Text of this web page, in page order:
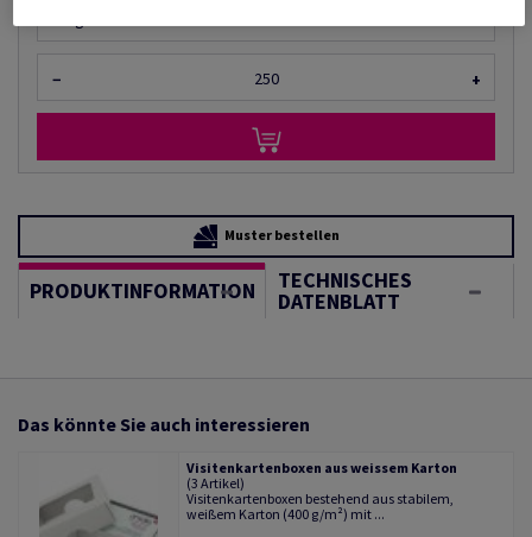
− +
Muster bestellen
PRODUKTINFORMATION TECHNISCHES
DATENBLATT
Das könnte Sie auch interessieren
Visitenkartenboxen aus weissem Karton
(3 Artikel)
Visitenkartenboxen bestehend aus stabilem,
weißem Karton (400 g/m²) mit ...